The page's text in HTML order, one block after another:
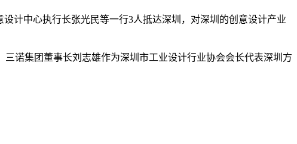
计中心执行长张光民等一行3人抵达深圳，对深圳的创意设计产业
诺集团董事长刘志雄作为深圳市工业设计行业协会会长代表深圳方